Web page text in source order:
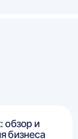
обзор и
бизнеса